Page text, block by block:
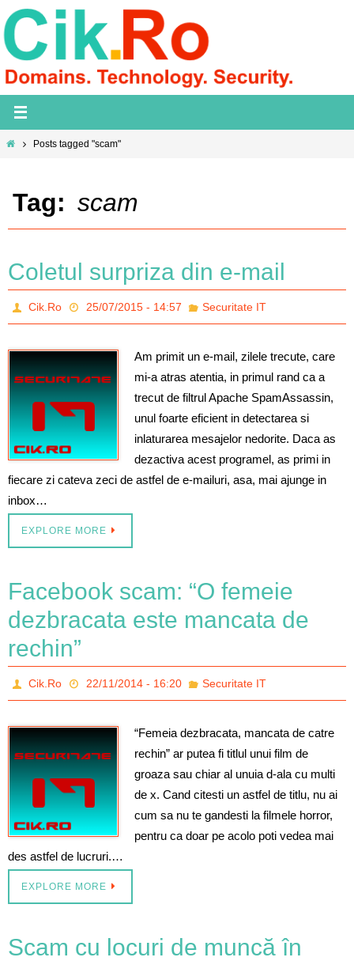
Skip
to
content
HomePosts tagged "scam"
Tag: scam
Coletul surpriza din e-mail
Cik.Ro 25/07/2015 - 14:57 Securitate IT
Am primit un e-mail, zilele trecute, care
mi-a atras atentia, in primul rand ca a
trecut de filtrul Apache SpamAssassin,
unul foarte eficient in detectarea si
inlaturarea mesajelor nedorite. Daca as
dezactiva acest programel, as primi in
fiecare zi cateva zeci de astfel de e-mailuri, asa, mai ajunge in
inbox…
EXPLORE MORE
Facebook scam: “O femeie
dezbracata este mancata de
rechin”
Cik.Ro 22/11/2014 - 16:20 Securitate IT
“Femeia dezbracata, mancata de catre
rechin” ar putea fi titlul unui film de
groaza sau chiar al unuia d-ala cu multi
de x. Cand citesti un astfel de titlu, nu ai
cum sa nu te gandesti la filmele horror,
pentru ca doar pe acolo poti vedea mai
des astfel de lucruri.…
EXPLORE MORE
Scam cu locuri de muncă în